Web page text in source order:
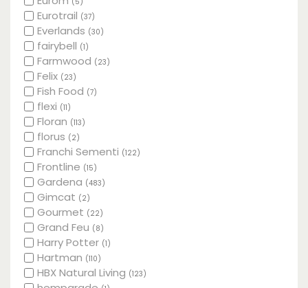
Eurotrail (37)
Everlands (30)
fairybell (1)
Farmwood (23)
Felix (23)
Fish Food (7)
flexi (11)
Floran (113)
florus (2)
Franchi Sementi (122)
Frontline (15)
Gardena (483)
Gimcat (2)
Gourmet (22)
Grand Feu (8)
Harry Potter (1)
Hartman (110)
HBX Natural Living (123)